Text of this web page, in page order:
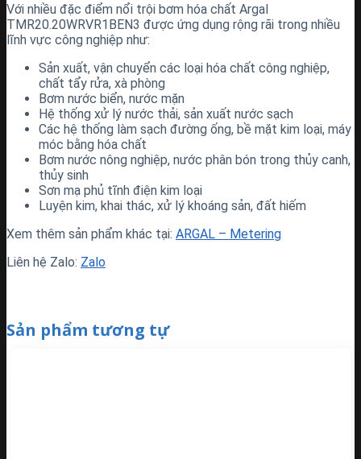
Với nhiều đặc điểm nổi trội bơm hóa chất Argal
TMR20.20WRVR1BEN3 được ứng dụng rộng rãi trong nhiều
lĩnh vực công nghiệp như:
Sản xuất, vận chuyển các loại hóa chất công nghiệp,
chất tẩy rửa, xà phòng
Bơm nước biển, nước mặn
Hệ thống xử lý nước thải, sản xuất nước sạch
Các hệ thống làm sạch đường ống, bề mặt kim loại, máy
móc bằng hóa chất
Bơm nước nông nghiệp, nước phân bón trong thủy canh,
thủy sinh
Sơn mạ phủ tĩnh điện kim loại
Luyện kim, khai thác, xử lý khoáng sản, đất hiếm
Xem thêm sản phẩm khác tại: ARGAL – Metering
Liên hệ Zalo: Zalo
Sản phẩm tương tự